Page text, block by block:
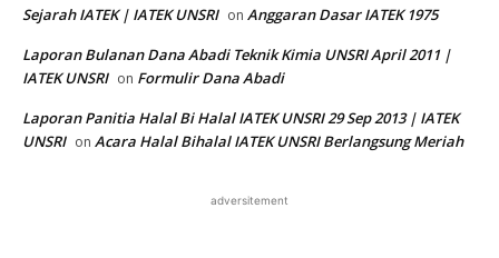
Sejarah IATEK | IATEK UNSRI on Anggaran Dasar IATEK 1975
Laporan Bulanan Dana Abadi Teknik Kimia UNSRI April 2011 |
IATEK UNSRI on Formulir Dana Abadi
Laporan Panitia Halal Bi Halal IATEK UNSRI 29 Sep 2013 | IATEK
UNSRI on Acara Halal Bihalal IATEK UNSRI Berlangsung Meriah
adversitement